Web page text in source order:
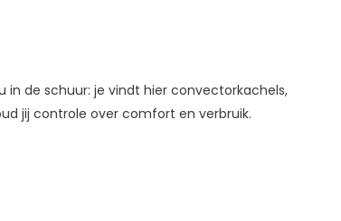
in de schuur: je vindt hier convectorkachels,
jij controle over comfort en verbruik.